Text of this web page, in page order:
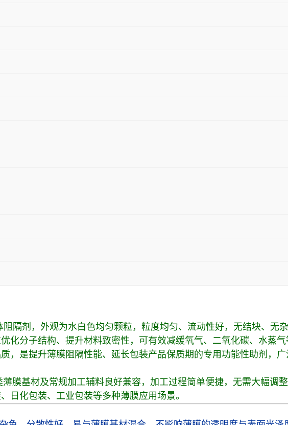
隔剂，外观为水白色均匀颗粒，粒度均匀、流动性好，无结块、无
化分子结构、提升材料致密性，可有效减缓氧气、二氧化碳、水蒸
，是提升薄膜阻隔性能、延长包装产品保质期的专用功能性助剂，
薄膜基材及常规加工辅料良好兼容，加工过程简单便捷，无需大幅调
日化包装、工业包装等多种薄膜应用场景。